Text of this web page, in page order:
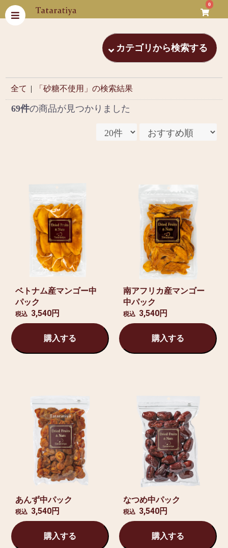
0
カテゴリから検索する
全て | 「砂糖不使用」の検索結果
69件の商品が見つかりました
ベトナム産マンゴー中
パック
税込 3,540円
購入する
南アフリカ産マンゴー
中パック
税込 3,540円
購入する
あんず中パック
税込 3,540円
購入する
なつめ中パック
税込 3,540円
購入する